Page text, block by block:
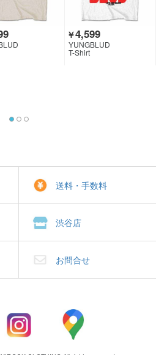
￥4,599
YUNGBLUD
T-Shirt
送料・手数料
渋谷店
お問合せ